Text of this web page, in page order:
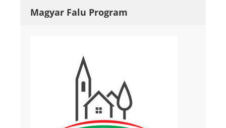
Magyar Falu Program